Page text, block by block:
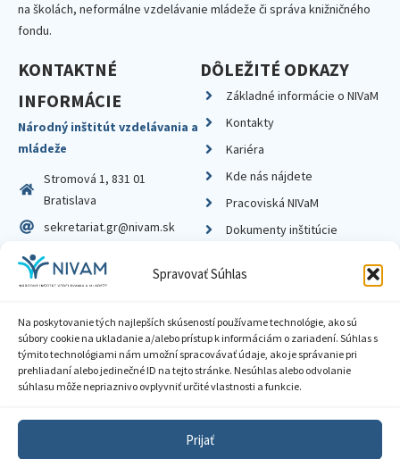
Spravovať Súhlas
Na poskytovanie tých najlepších skúseností používame technológie, ako sú
súbory cookie na ukladanie a/alebo prístup k informáciám o zariadení. Súhlas s
týmito technológiami nám umožní spracovávať údaje, ako je správanie pri
prehliadaní alebo jedinečné ID na tejto stránke. Nesúhlas alebo odvolanie
súhlasu môže nepriaznivo ovplyvniť určité vlastnosti a funkcie.
Prijať
na školách, neformálne vzdelávanie mládeže či správa knižničného
fondu.
KONTAKTNÉ
INFORMÁCIE
Národný inštitút vzdelávania a
mládeže
Stromová 1, 831 01
Bratislava
sekretariat.gr@nivam.sk
IČO: 00164348
DIČ: 2020798714
DÔLEŽITÉ ODKAZY
Základné informácie o NIVaM
Kontakty
Kariéra
Kde nás nájdete
Pracoviská NIVaM
Dokumenty inštitúcie
Zásady ochrany súkromia
Sprístupnenie informácií